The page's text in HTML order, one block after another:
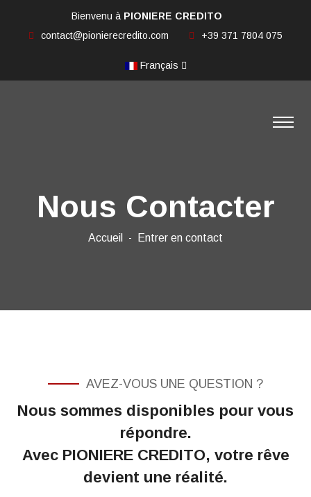
Bienvenu à PIONIERE CREDITO
contact@pionierecredito.com
+39 371 7804 075
Français
Nous Contacter
Accueil Entrer en contact
AVEZ-VOUS UNE QUESTION ?
Nous sommes disponibles pour vous
répondre.
Avec PIONIERE CREDITO, votre rêve
devient une réalité.